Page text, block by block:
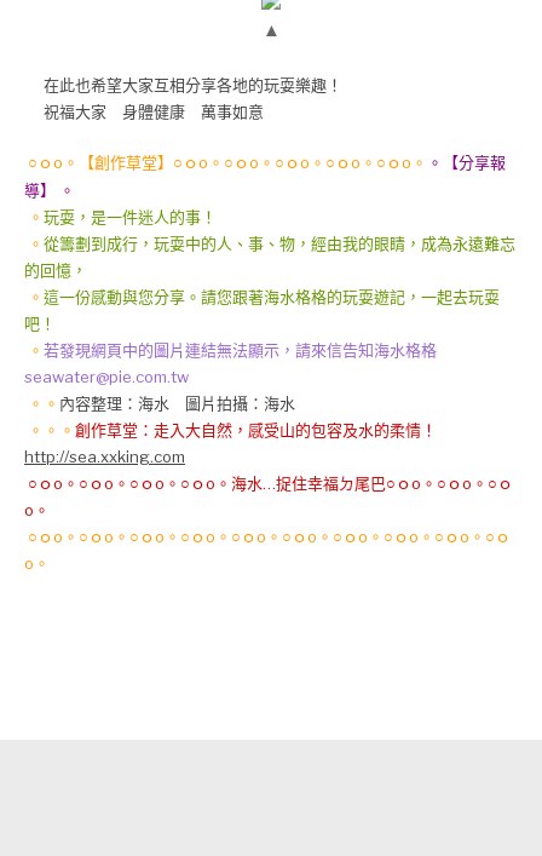
▲
在此也希望大家互相分享各地的玩耍樂趣！
祝福大家 身體健康 萬事如意
○ｏo。【創作草堂】○ｏo。○ｏo。○ｏo。○ｏo。○ｏo。 。【分享報
導】 。
。 玩耍，是一件迷人的事！
。 從籌劃到成行，玩耍中的人、事、物，經由我的眼睛，成為永遠難忘
的回憶，
。 這一份感動與您分享。請您跟著海水格格的玩耍遊記，一起去玩耍
吧！
。 若發現網頁中的圖片連結無法顯示，請來信告知海水格格
seawater@pie.com.tw
。。 內容整理：海水 圖片拍攝：海水
。。。 創作草堂：走入大自然，感受山的包容及水的柔情！
http://sea.xxking.com
○ｏo。○ｏo。○ｏo。○ｏo。海水…捉住幸福ㄉ尾巴○ｏo。○ｏo。○ｏ
o。
○ｏo。○ｏo。○ｏo。○ｏo。○ｏo。○ｏo。○ｏo。○ｏo。○ｏo。○ｏ
o。